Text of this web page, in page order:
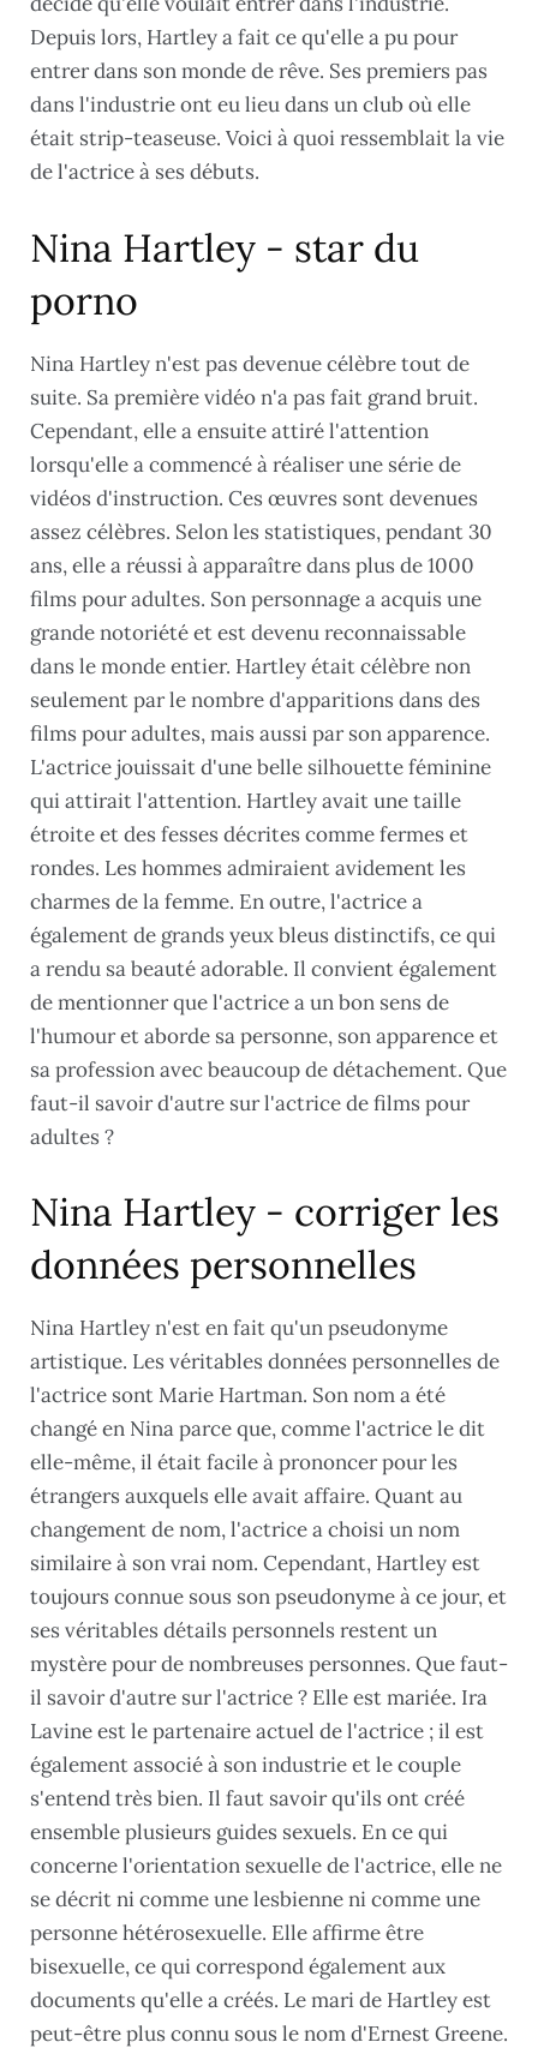
Depuis lors, Hartley a fait ce qu'elle a pu pour
entrer dans son monde de rêve. Ses premiers pas
dans l'industrie ont eu lieu dans un club où elle
était strip-teaseuse. Voici à quoi ressemblait la vie
de l'actrice à ses débuts.
Nina Hartley - star du
porno
Nina Hartley n'est pas devenue célèbre tout de
suite. Sa première vidéo n'a pas fait grand bruit.
Cependant, elle a ensuite attiré l'attention
lorsqu'elle a commencé à réaliser une série de
vidéos d'instruction. Ces œuvres sont devenues
assez célèbres. Selon les statistiques, pendant 30
ans, elle a réussi à apparaître dans plus de 1000
films pour adultes. Son personnage a acquis une
grande notoriété et est devenu reconnaissable
dans le monde entier. Hartley était célèbre non
seulement par le nombre d'apparitions dans des
films pour adultes, mais aussi par son apparence.
L'actrice jouissait d'une belle silhouette féminine
qui attirait l'attention. Hartley avait une taille
étroite et des fesses décrites comme fermes et
rondes. Les hommes admiraient avidement les
charmes de la femme. En outre, l'actrice a
également de grands yeux bleus distinctifs, ce qui
a rendu sa beauté adorable. Il convient également
de mentionner que l'actrice a un bon sens de
l'humour et aborde sa personne, son apparence et
sa profession avec beaucoup de détachement. Que
faut-il savoir d'autre sur l'actrice de films pour
adultes ?
Nina Hartley - corriger les
données personnelles
Nina Hartley n'est en fait qu'un pseudonyme
artistique. Les véritables données personnelles de
l'actrice sont Marie Hartman. Son nom a été
changé en Nina parce que, comme l'actrice le dit
elle-même, il était facile à prononcer pour les
étrangers auxquels elle avait affaire. Quant au
changement de nom, l'actrice a choisi un nom
similaire à son vrai nom. Cependant, Hartley est
toujours connue sous son pseudonyme à ce jour, et
ses véritables détails personnels restent un
mystère pour de nombreuses personnes. Que faut-
il savoir d'autre sur l'actrice ? Elle est mariée. Ira
Lavine est le partenaire actuel de l'actrice ; il est
également associé à son industrie et le couple
s'entend très bien. Il faut savoir qu'ils ont créé
ensemble plusieurs guides sexuels. En ce qui
concerne l'orientation sexuelle de l'actrice, elle ne
se décrit ni comme une lesbienne ni comme une
personne hétérosexuelle. Elle affirme être
bisexuelle, ce qui correspond également aux
documents qu'elle a créés. Le mari de Hartley est
peut-être plus connu sous le nom d'Ernest Greene.